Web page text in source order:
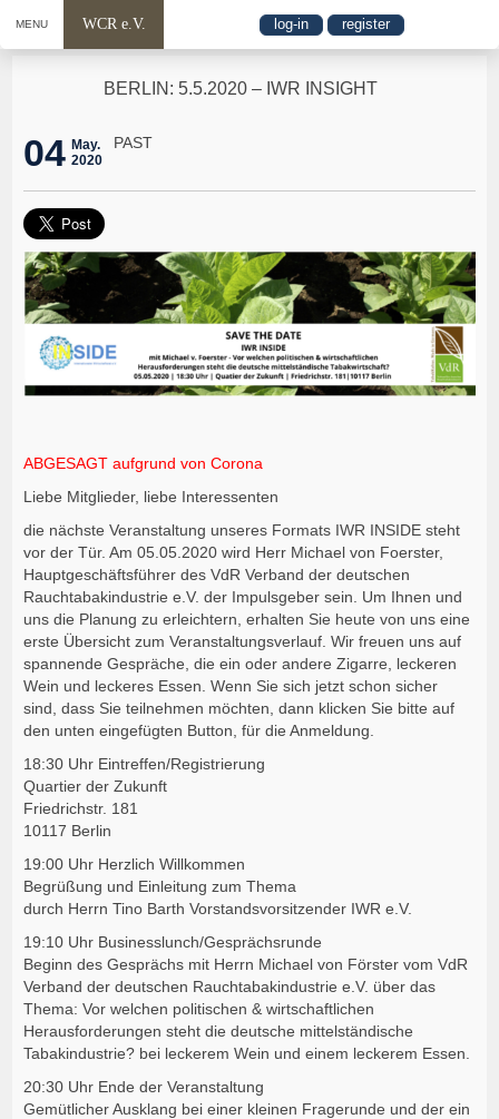
MENU WCR e.V. log-in register
BERLIN: 5.5.2020 – IWR INSIGHT
04 May.
2020
PAST
ABGESAGT aufgrund von Corona
Liebe Mitglieder, liebe Interessenten
die nächste Veranstaltung unseres Formats IWR INSIDE steht
vor der Tür. Am 05.05.2020 wird Herr Michael von Foerster,
Hauptgeschäftsführer des VdR Verband der deutschen
Rauchtabakindustrie e.V. der Impulsgeber sein. Um Ihnen und
uns die Planung zu erleichtern, erhalten Sie heute von uns eine
erste Übersicht zum Veranstaltungsverlauf. Wir freuen uns auf
spannende Gespräche, die ein oder andere Zigarre, leckeren
Wein und leckeres Essen. Wenn Sie sich jetzt schon sicher
sind, dass Sie teilnehmen möchten, dann klicken Sie bitte auf
den unten eingefügten Button, für die Anmeldung.
18:30 Uhr Eintreffen/Registrierung
Quartier der Zukunft
Friedrichstr. 181
10117 Berlin
19:00 Uhr Herzlich Willkommen
Begrüßung und Einleitung zum Thema
durch Herrn Tino Barth Vorstandsvorsitzender IWR e.V.
19:10 Uhr Businesslunch/Gesprächsrunde
Beginn des Gesprächs mit Herrn Michael von Förster vom VdR
Verband der deutschen Rauchtabakindustrie e.V. über das
Thema: Vor welchen politischen & wirtschaftlichen
Herausforderungen steht die deutsche mittelständische
Tabakindustrie? bei leckerem Wein und einem leckerem Essen.
20:30 Uhr Ende der Veranstaltung
Gemütlicher Ausklang bei einer kleinen Fragerunde und der ein